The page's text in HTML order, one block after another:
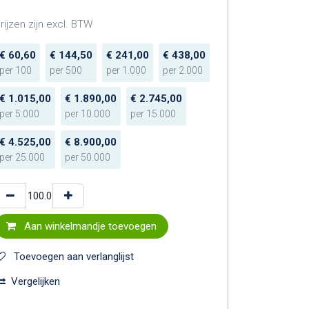
zijn excl. BTW
€ 60,60
per 100
€ 144,50
per 500
€ 241,00
per 1.000
€ 438,00
per 2.000
€ 1.015,00
per 5.000
€ 1.890,00
per 10.000
€ 2.745,00
per 15.000
€ 4.525,00
per 25.000
€ 8.900,00
per 50.000
Aan winkelmandje toevoegen
Toevoegen aan verlanglijst
Vergelijken